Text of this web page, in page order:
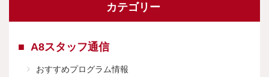
カテゴリー
A8スタッフ通信
おすすめプログラム情報